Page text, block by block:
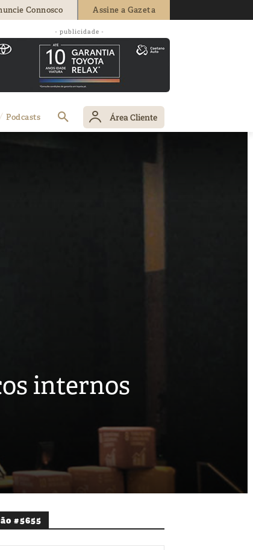
Connosco Assine a Gazeta
- publicidade -
Podcasts Área Cliente
internos
#5655